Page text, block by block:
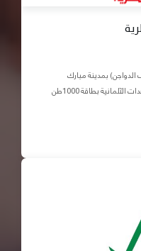
بمدينة مبارك
الصناعية بقويسنا مزود بأحدث الأجهزة والمعدات الآلمانية بطاقة 1000طن